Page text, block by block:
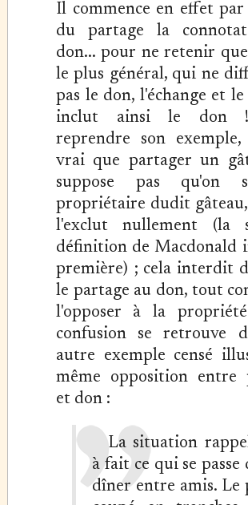
Il commence en effet par
du partage la
don... pour ne retenir
le plus général, qui ne
pas le don, l'échange et
inclut ainsi le don
reprendre son
vrai que partager un
suppose pas qu'on
propriétaire dudit gâteau,
l'exclut nullement (la
définition de Macdonald
première) ; cela interdit
le partage au don, tout
l'opposer à la
confusion se retrouve
autre exemple censé
même opposition entre
et don :
La situation
à fait ce qui se passe
dîner entre amis. Le